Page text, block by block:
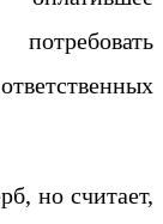
но считает,